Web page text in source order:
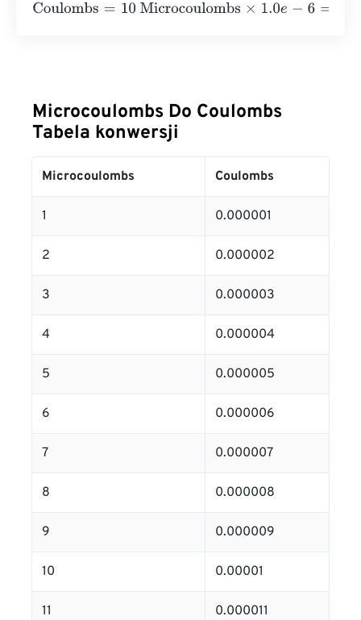
Coulombs= 10 Microcoulombs×1.0e-6= 0.00001
Microcoulombs Do Coulombs
Tabela konwersji
Microcoulombs Coulombs
1 0.000001
2 0.000002
3 0.000003
4 0.000004
5 0.000005
6 0.000006
7 0.000007
8 0.000008
9 0.000009
10 0.00001
11 0.000011